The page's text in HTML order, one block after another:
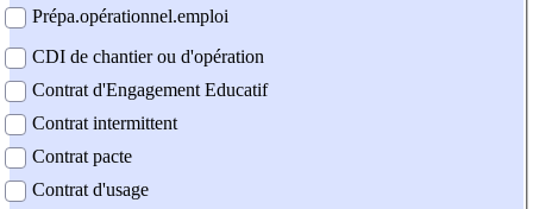
Prépa.opérationnel.emploi
CDI de chantier ou d'opération
Contrat d'Engagement Educatif
Contrat intermittent
Contrat pacte
Contrat d'usage